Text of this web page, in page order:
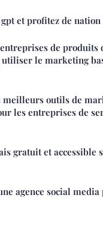
et profitez de
de produits
le marketing
meilleurs outils de
les entreprises de
gratuit et accessible
agence social